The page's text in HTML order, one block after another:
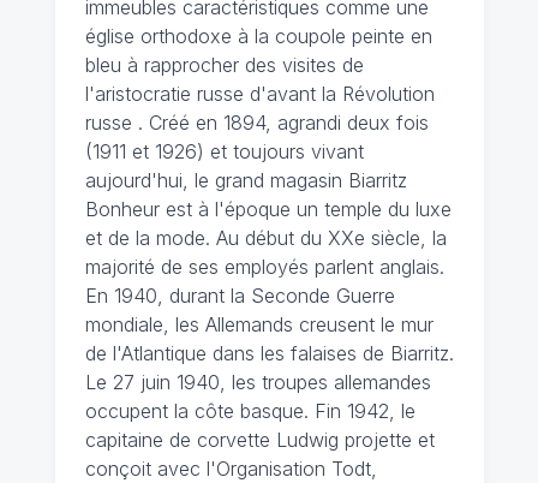
immeubles caractéristiques comme une
église orthodoxe à la coupole peinte en
bleu à rapprocher des visites de
l'aristocratie russe d'avant la Révolution
russe . Créé en 1894, agrandi deux fois
(1911 et 1926) et toujours vivant
aujourd'hui, le grand magasin Biarritz
Bonheur est à l'époque un temple du luxe
et de la mode. Au début du XXe siècle, la
majorité de ses employés parlent anglais.
En 1940, durant la Seconde Guerre
mondiale, les Allemands creusent le mur
de l'Atlantique dans les falaises de Biarritz.
Le 27 juin 1940, les troupes allemandes
occupent la côte basque. Fin 1942, le
capitaine de corvette Ludwig projette et
conçoit avec l'Organisation Todt,